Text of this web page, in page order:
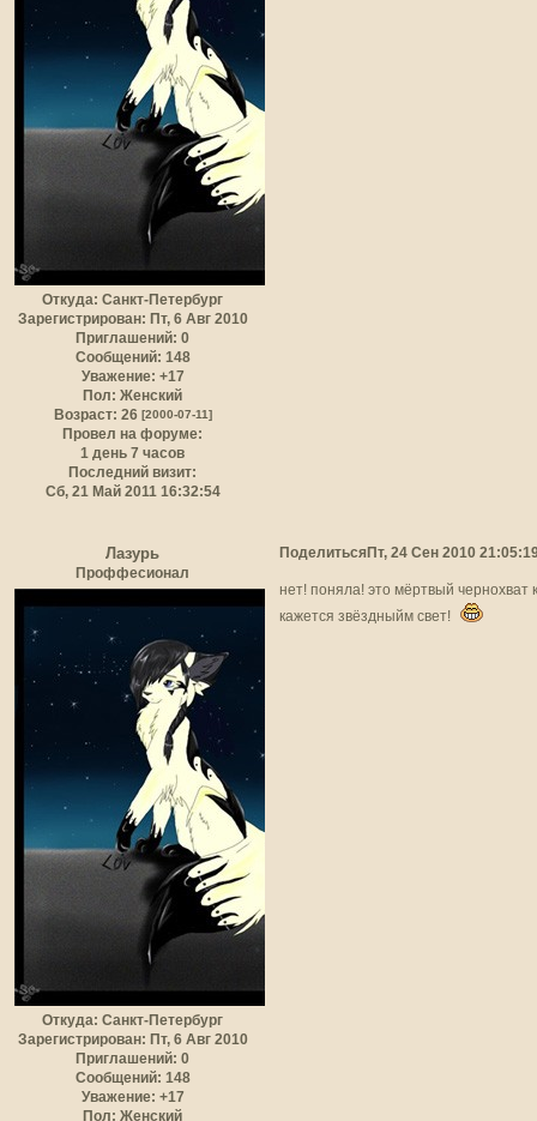
Откуда: Санкт-Петербург
Зарегистрирован: Пт, 6 Авг 2010
Приглашений: 0
Сообщений: 148
Уважение: +17
Пол: Женский
Возраст: 26 [2000-07-11]
Провел на форуме:
1 день 7 часов
Последний визит:
Сб, 21 Май 2011 16:32:54
ПоделитьсяПт, 24 Сен 2010
Лазурь
Проффесионал
Откуда: Санкт-Петербург
Зарегистрирован: Пт, 6 Авг 2010
Приглашений: 0
Сообщений: 148
Уважение: +17
Пол: Женский
нет! поняла! это мёртвый чернохват
кажется звёздныйм свет!